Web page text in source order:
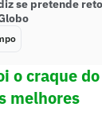
se pretende
o craque
melhores